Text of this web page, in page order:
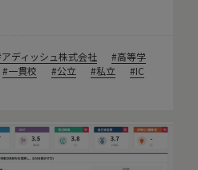
アディッシュ株式会社
高等学
一貫校 公立 私立
IC